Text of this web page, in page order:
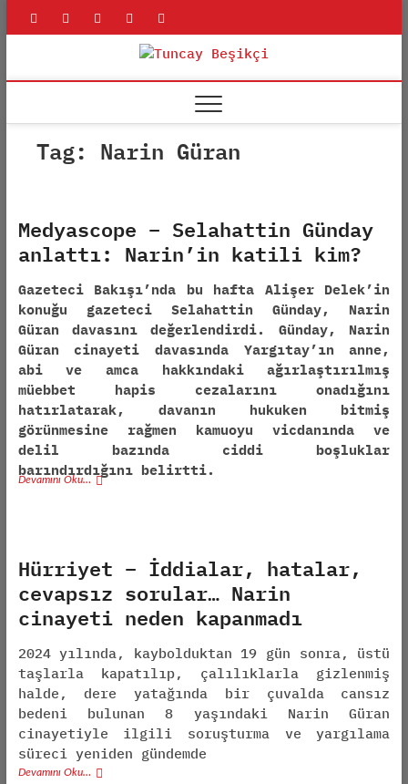
Skip
linkedin twitter youtube
Tuncay
Beşikçi
Tag: Narin Güran
Medyascope – Selahattin Günday
anlattı: Narin’in katili kim?
Gazeteci Bakışı’nda bu hafta Alişer Delek’in
konuğu gazeteci Selahattin Günday, Narin
Güran davasını değerlendirdi. Günday, Narin
Güran cinayeti davasında Yargıtay’ın anne,
abi ve amca hakkındaki ağırlaştırılmış
müebbet hapis cezalarını onadığını
hatırlatarak, davanın hukuken bitmiş
görünmesine rağmen kamuoyu vicdanında ve
delil bazında ciddi boşluklar
barındırdığını belirtti.
Devamını Oku…
Hürriyet – İddialar, hatalar,
cevapsız sorular… Narin
cinayeti neden kapanmadı
2024 yılında, kaybolduktan 19 gün sonra, üstü
taşlarla kapatılıp, çalılıklarla gizlenmiş
halde, dere yatağında bir çuvalda cansız
bedeni bulunan 8 yaşındaki Narin Güran
cinayetiyle ilgili soruşturma ve yargılama
süreci yeniden gündemde
Devamını Oku…